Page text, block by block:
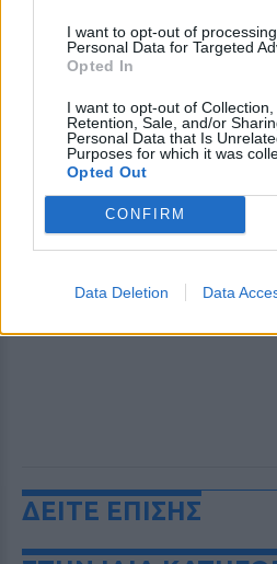
I want to opt-out of
Personal Data for Targeted
Opted In
I want to opt-out of Collection,
Retention, Sale, and/or
Personal Data that Is
Purposes for which it was
Opted Out
CONFIRM
Data Deletion Data
ΔΕΙΤΕ ΕΠΙΣΗΣ